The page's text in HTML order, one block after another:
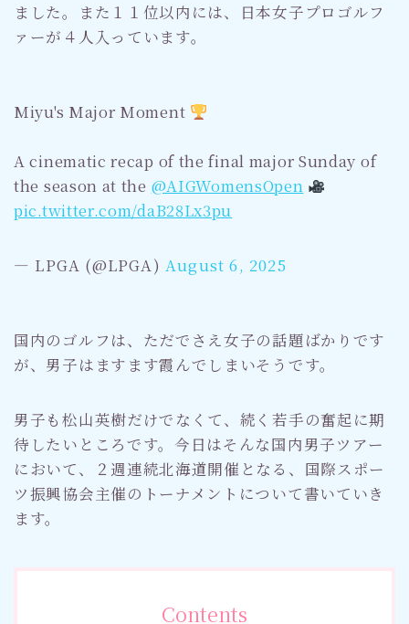
ました。また１１位以内には、日本女子プロゴルフ
ァーが４人入っています。
Miyu's Major Moment
A cinematic recap of the final major Sunday of
the season at the @AIGWomensOpen
pic.twitter.com/daB28Lx3pu
— LPGA (@LPGA) August 6, 2025
国内のゴルフは、ただでさえ女子の話題ばかりです
が、男子はますます霞んでしまいそうです。
男子も松山英樹だけでなくて、続く若手の奮起に期
待したいところです。今日はそんな国内男子ツアー
において、２週連続北海道開催となる、国際スポー
ツ振興協会主催のトーナメントについて書いていき
ます。
Contents